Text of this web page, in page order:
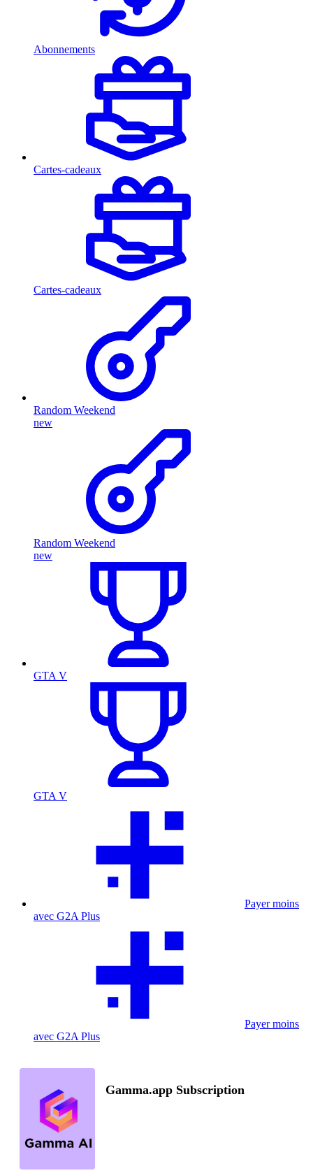
Abonnements
Cartes-cadeaux
Cartes-cadeaux
Random Weekend
new
Random Weekend
new
GTA V
GTA V
Payer moins
avec G2A Plus
Payer moins
avec G2A Plus
Gamma.app Subscription